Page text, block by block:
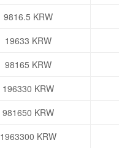
9816.5 KRW
19633 KRW
98165 KRW
196330 KRW
981650 KRW
1963300 KRW